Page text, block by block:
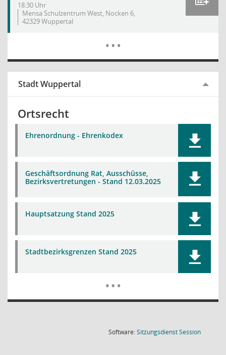
18:30 Uhr
Mensa Schulzentrum West, Nocken 6,
42329 Wuppertal
…
Stadt Wuppertal
Ortsrecht
Ehrenordnung - Ehrenkodex
Geschäftsordnung Rat, Ausschüsse,
Bezirksvertretungen - Stand 12.03.2025
Hauptsatzung Stand 2025
Stadtbezirksgrenzen Stand 2025
… Mehr
Software:SitzungsdienstSession(Wird in